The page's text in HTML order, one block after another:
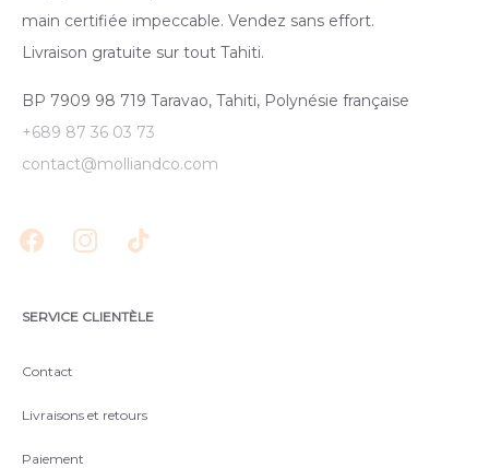
main certifiée impeccable. Vendez sans effort.
Livraison gratuite sur tout Tahiti.
BP 7909 98 719 Taravao, Tahiti, Polynésie française
+689 87 36 03 73
contact@molliandco.com
SERVICE CLIENTÈLE
Contact
Livraisons et retours
Paiement